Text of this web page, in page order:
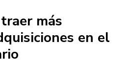
más
en el